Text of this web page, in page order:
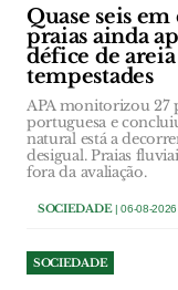
Quase seis em
praias ainda
défice de areia
tempestades
APA monitorizou 27
portuguesa e
natural está a
desigual. Praias
fora da avaliação.
SOCIEDADE| 06-08-2026
SOCIEDADE